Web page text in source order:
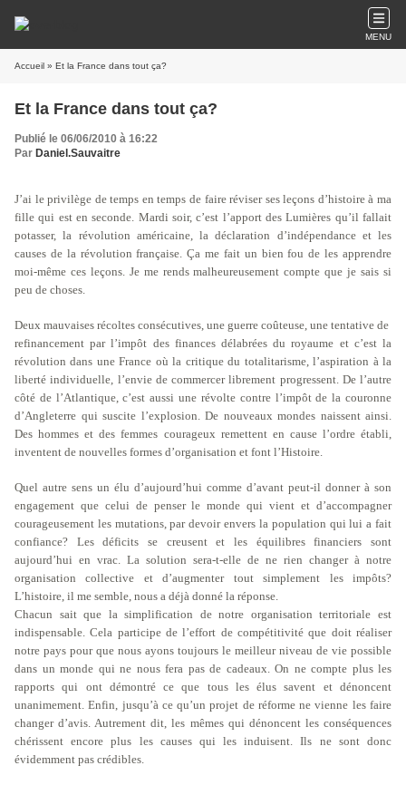
MENU
Accueil » Et la France dans tout ça?
Et la France dans tout ça?
Publié le 06/06/2010 à 16:22
Par Daniel.Sauvaitre
J’ai le privilège de temps en temps de faire réviser ses leçons d’histoire à ma
fille qui est en seconde. Mardi soir, c’est l’apport des Lumières qu’il fallait
potasser, la révolution américaine, la déclaration d’indépendance et les
causes de la révolution française. Ça me fait un bien fou de les apprendre
moi-même ces leçons. Je me rends malheureusement compte que je sais si
peu de choses.
Deux mauvaises récoltes consécutives, une guerre coûteuse, une tentative de
refinancement par l’impôt des finances délabrées du royaume et c’est la
révolution dans une France où la critique du totalitarisme, l’aspiration à la
liberté individuelle, l’envie de commercer librement progressent. De l’autre
côté de l’Atlantique, c’est aussi une révolte contre l’impôt de la couronne
d’Angleterre qui suscite l’explosion. De nouveaux mondes naissent ainsi.
Des hommes et des femmes courageux remettent en cause l’ordre établi,
inventent de nouvelles formes d’organisation et font l’Histoire.
Quel autre sens un élu d’aujourd’hui comme d’avant peut-il donner à son
engagement que celui de penser le monde qui vient et d’accompagner
courageusement les mutations, par devoir envers la population qui lui a fait
confiance? Les déficits se creusent et les équilibres financiers sont
aujourd’hui en vrac. La solution sera-t-elle de ne rien changer à notre
organisation collective et d’augmenter tout simplement les impôts?
L’histoire, il me semble, nous a déjà donné la réponse.
Chacun sait que la simplification de notre organisation territoriale est
indispensable. Cela participe de l’effort de compétitivité que doit réaliser
notre pays pour que nous ayons toujours le meilleur niveau de vie possible
dans un monde qui ne nous fera pas de cadeaux. On ne compte plus les
rapports qui ont démontré ce que tous les élus savent et dénoncent
unanimement. Enfin, jusqu’à ce qu’un projet de réforme ne vienne les faire
changer d’avis. Autrement dit, les mêmes qui dénoncent les conséquences
chérissent encore plus les causes qui les induisent. Ils ne sont donc
évidemment pas crédibles.